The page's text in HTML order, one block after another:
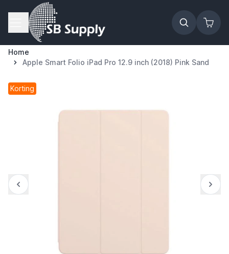
Ga naar de inhoud
Home
Apple Smart Folio iPad Pro 12.9 inch (2018) Pink Sand
Korting